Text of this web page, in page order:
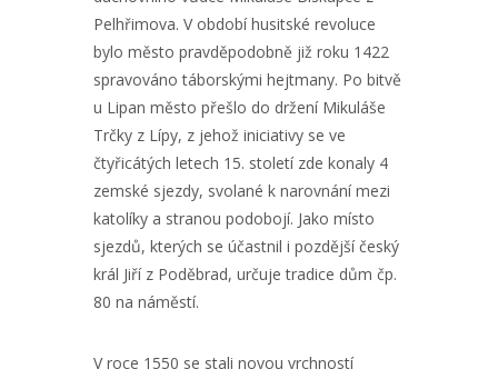
Pelhřimova. V období husitské revoluce
bylo město pravděpodobně již roku 1422
spravováno táborskými hejtmany. Po bitvě
u Lipan město přešlo do držení Mikuláše
Trčky z Lípy, z jehož iniciativy se ve
čtyřicátých letech 15. století zde konaly 4
zemské sjezdy, svolané k narovnání mezi
katolíky a stranou podobojí. Jako místo
sjezdů, kterých se účastnil i pozdější český
král Jiří z Poděbrad, určuje tradice dům čp.
80 na náměstí.
V roce 1550 se stali novou vrchností